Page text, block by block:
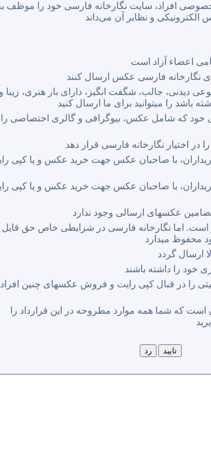
افراد، سایت نگارخانه فارسی خود را موظف
و نظایر آن می‌داند
اعضاء آزاد است
نگارخانه فارسی عکس ارسال کنند
دیدنی، جالب، شگفت انگیز، دارای بار هنری، زیبا
باشد را میتوانید برای ما ارسال كنید
که شامل عکس، بیوگرافی و گالری اختصاصی را
در اختیار نگارخانه فارسی قرار دهد
با صاحبان عکس جهت خرید عکس و یا کپی
با صاحبان عکس جهت خرید عکس و یا کپی
عکسهای ارسالی وجود ندارد
اما نگارخانه فارسی در شرایطی خاص حق قایل
محفوظ میدارد
ارسال گردد
خود را داشته باشند
را در قبال کپی رایت و فروش عکسهای چنین
است که شما همه موارد مطروحه در این قرارداد را